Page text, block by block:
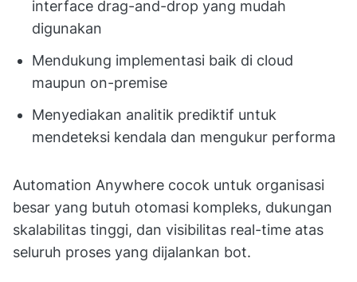
interface drag-and-drop yang mudah
digunakan
Mendukung implementasi baik di cloud
maupun on-premise
Menyediakan analitik prediktif untuk
mendeteksi kendala dan mengukur performa
Automation Anywhere cocok untuk organisasi
besar yang butuh otomasi kompleks, dukungan
skalabilitas tinggi, dan visibilitas real-time atas
seluruh proses yang dijalankan bot.